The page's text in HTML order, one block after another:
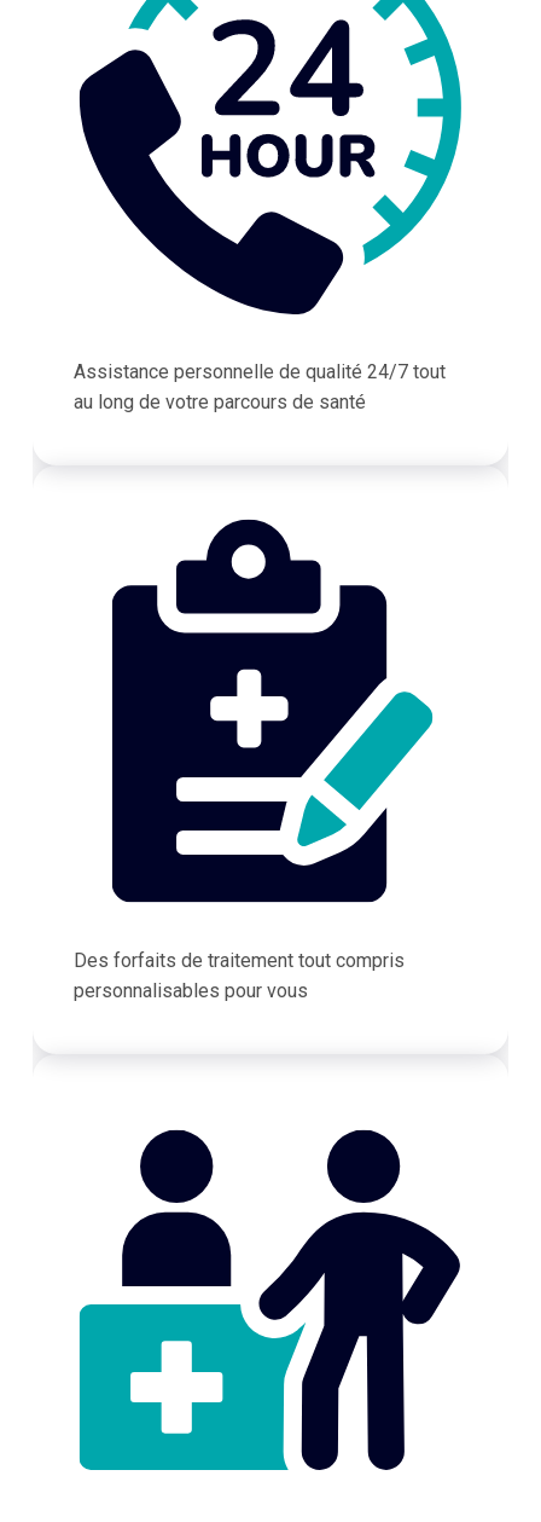
Assistance personnelle de qualité 24/7 tout
au long de votre parcours de santé
Des forfaits de traitement tout compris
personnalisables pour vous